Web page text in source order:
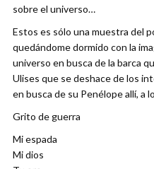
sobre el universo…
Estos es sólo una muestra del
quedándome dormido con la
universo en busca de la barca
Ulises que se deshace de los
en busca de su Penélope allí, a
Grito de guerra
Mi espada
Mi dios